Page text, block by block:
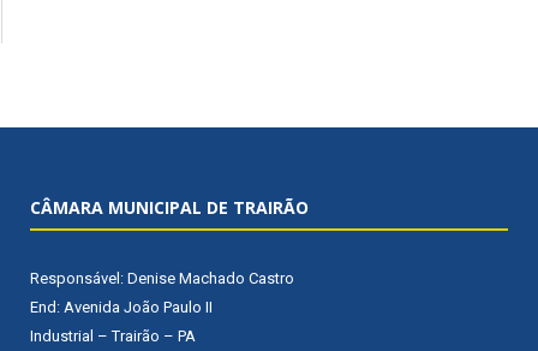
CÂMARA MUNICIPAL DE TRAIRÃO
Responsável: Denise Machado Castro
End: Avenida João Paulo II
Industrial – Trairão – PA